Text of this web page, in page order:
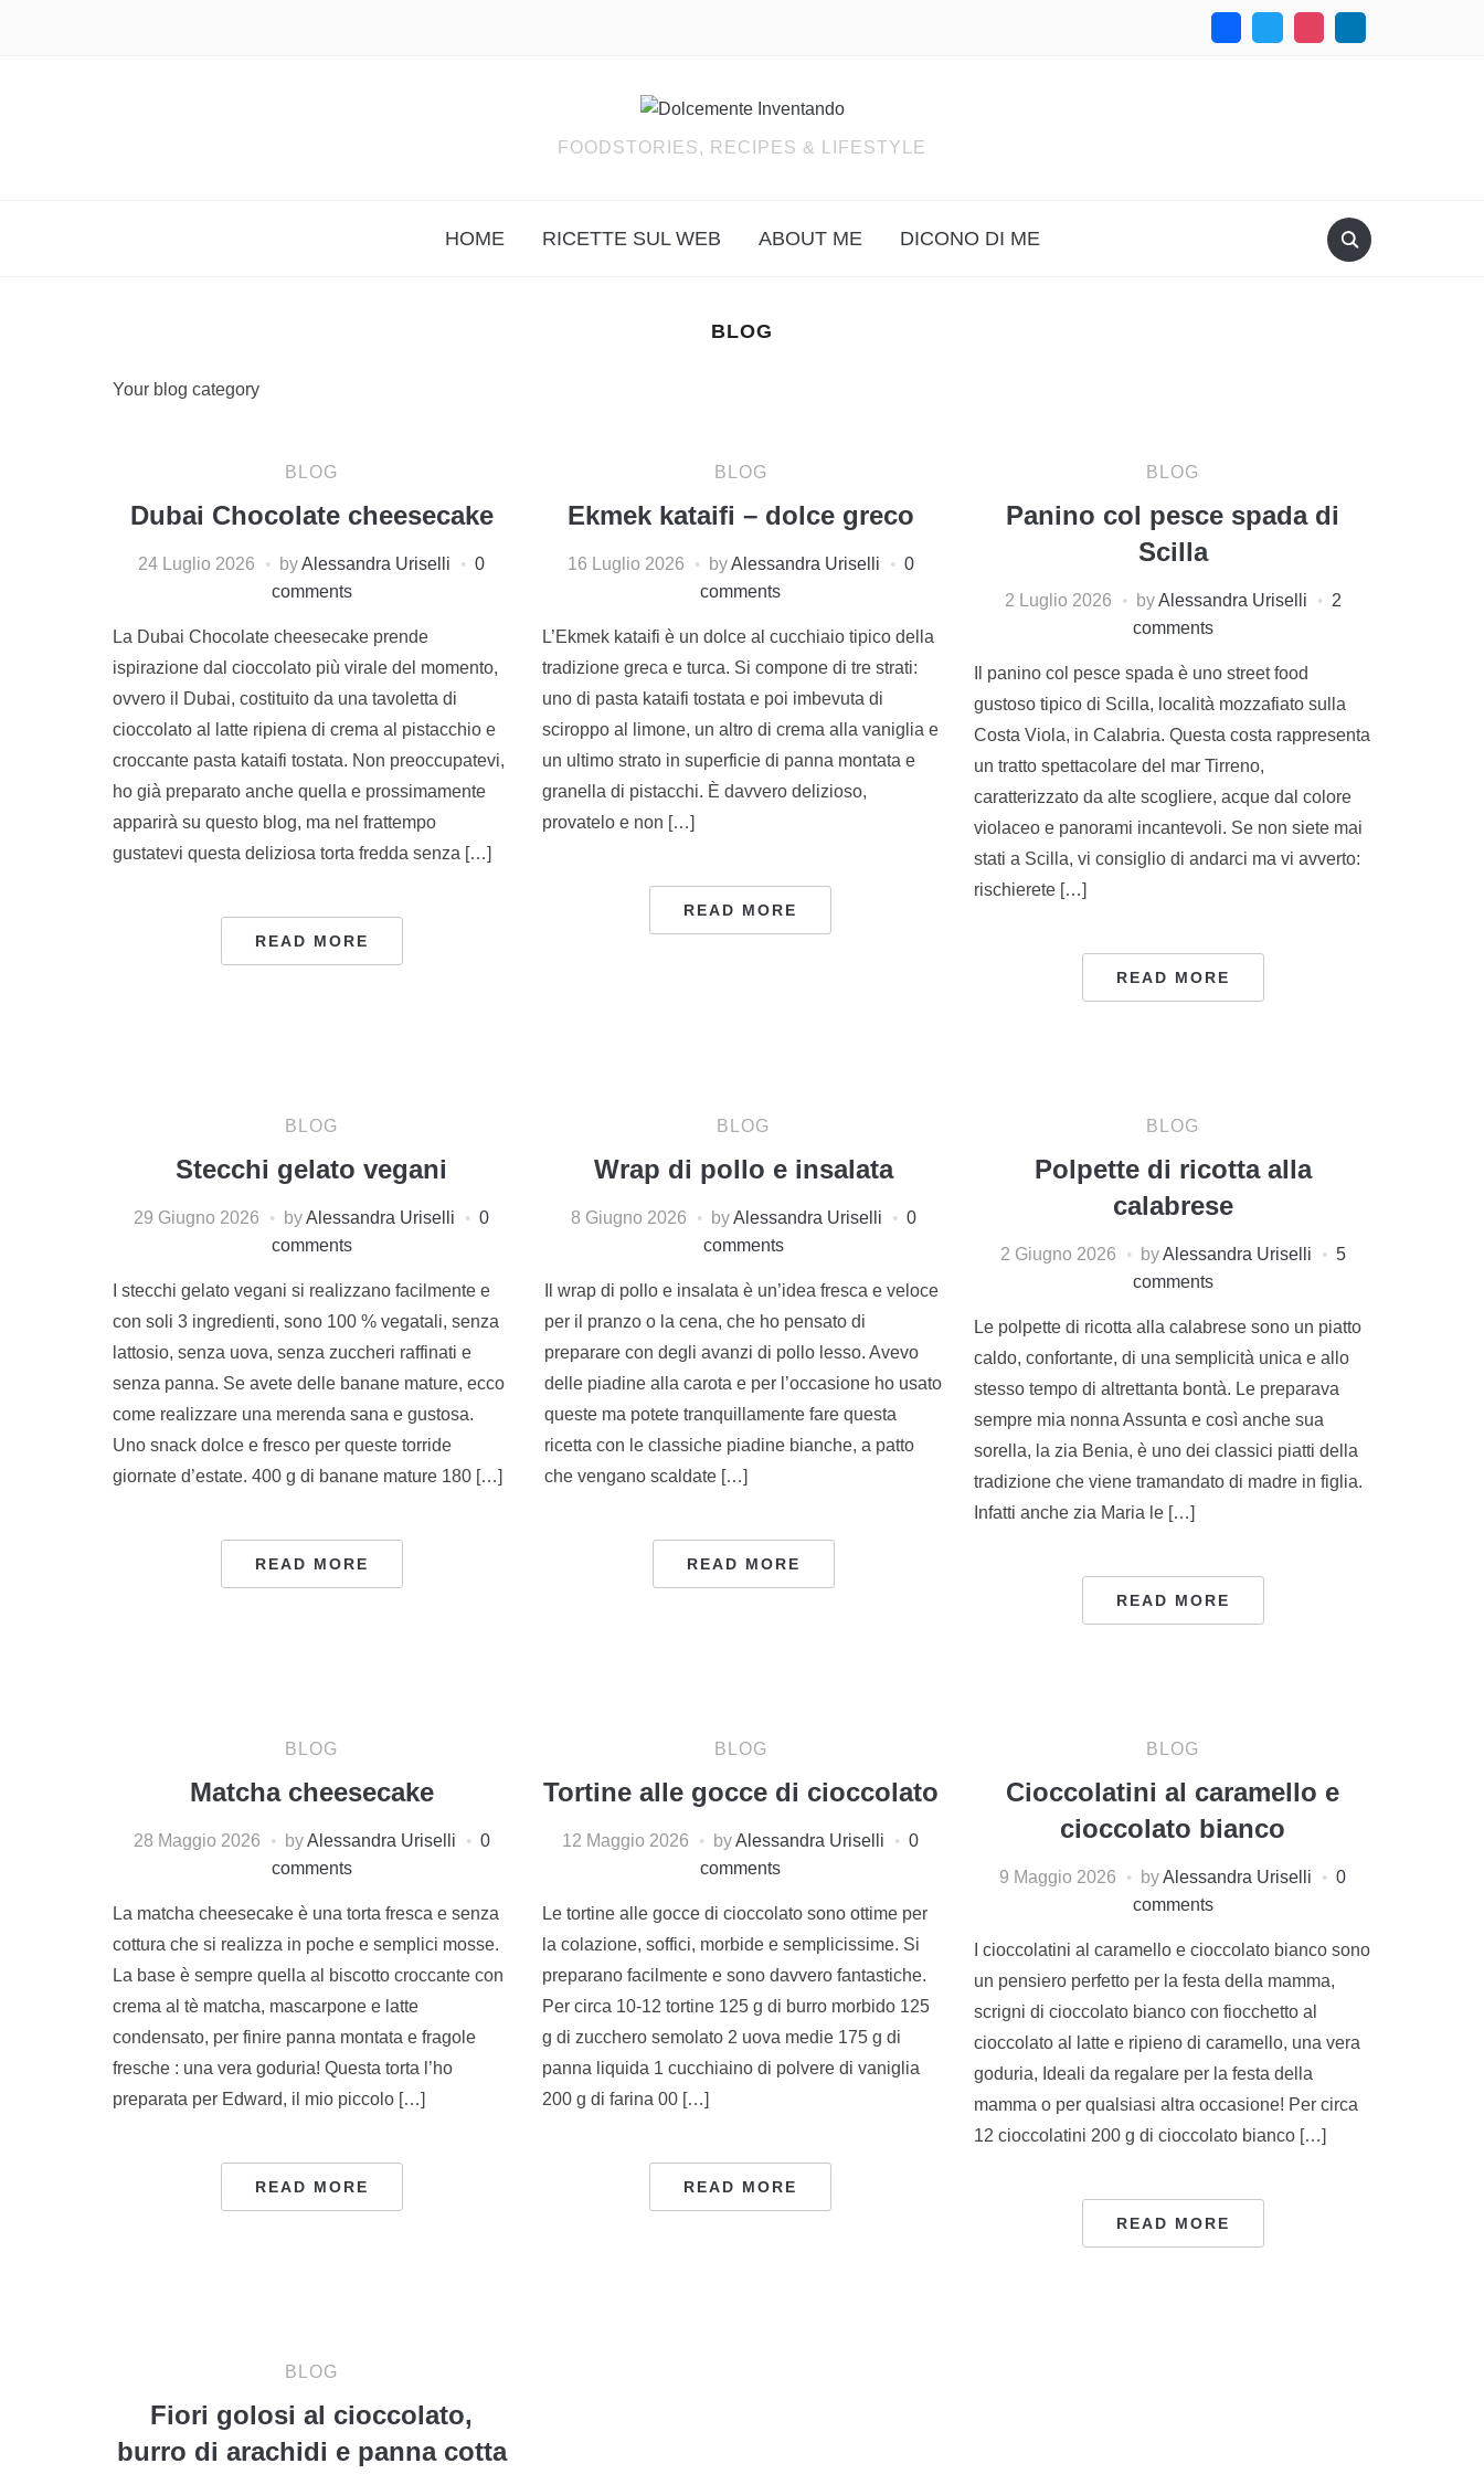
FOODSTORIES, RECIPES & LIFESTYLE
HOME RICETTE SUL WEB ABOUT ME DICONO DI ME
BLOG
Your blog category
BLOG
Dubai Chocolate cheesecake
24 Luglio 2026 byAlessandra Uriselli
0
comments
La Dubai Chocolate cheesecake prende
ispirazione dal cioccolato più virale del momento,
ovvero il Dubai, costituito da una tavoletta di
cioccolato al latte ripiena di crema al pistacchio e
croccante pasta kataifi tostata. Non preoccupatevi,
ho già preparato anche quella e prossimamente
apparirà su questo blog, ma nel frattempo
gustatevi questa deliziosa torta fredda senza […]
READ MORE
BLOG
Ekmek kataifi – dolce greco
16 Luglio 2026 byAlessandra Uriselli
0
comments
L’Ekmek kataifi è un dolce al cucchiaio tipico della
tradizione greca e turca. Si compone di tre strati:
uno di pasta kataifi tostata e poi imbevuta di
sciroppo al limone, un altro di crema alla vaniglia e
un ultimo strato in superficie di panna montata e
granella di pistacchi. È davvero delizioso,
provatelo e non […]
READ MORE
BLOG
Panino col pesce spada di
Scilla
2 Luglio 2026 byAlessandra Uriselli
2
comments
Il panino col pesce spada è uno street food
gustoso tipico di Scilla, località mozzafiato sulla
Costa Viola, in Calabria. Questa costa rappresenta
un tratto spettacolare del mar Tirreno,
caratterizzato da alte scogliere, acque dal colore
violaceo e panorami incantevoli. Se non siete mai
stati a Scilla, vi consiglio di andarci ma vi avverto:
rischierete […]
READ MORE
BLOG
Stecchi gelato vegani
29 Giugno 2026 byAlessandra Uriselli
0
comments
I stecchi gelato vegani si realizzano facilmente e
con soli 3 ingredienti, sono 100 % vegatali, senza
lattosio, senza uova, senza zuccheri raffinati e
senza panna. Se avete delle banane mature, ecco
come realizzare una merenda sana e gustosa.
Uno snack dolce e fresco per queste torride
giornate d’estate. 400 g di banane mature 180 […]
READ MORE
BLOG
Wrap di pollo e insalata
8 Giugno 2026 byAlessandra Uriselli
0
comments
Il wrap di pollo e insalata è un’idea fresca e veloce
per il pranzo o la cena, che ho pensato di
preparare con degli avanzi di pollo lesso. Avevo
delle piadine alla carota e per l’occasione ho usato
queste ma potete tranquillamente fare questa
ricetta con le classiche piadine bianche, a patto
che vengano scaldate […]
READ MORE
BLOG
Polpette di ricotta alla
calabrese
2 Giugno 2026 byAlessandra Uriselli
5
comments
Le polpette di ricotta alla calabrese sono un piatto
caldo, confortante, di una semplicità unica e allo
stesso tempo di altrettanta bontà. Le preparava
sempre mia nonna Assunta e così anche sua
sorella, la zia Benia, è uno dei classici piatti della
tradizione che viene tramandato di madre in figlia.
Infatti anche zia Maria le […]
READ MORE
BLOG
Matcha cheesecake
28 Maggio 2026 byAlessandra Uriselli
0
comments
La matcha cheesecake è una torta fresca e senza
cottura che si realizza in poche e semplici mosse.
La base è sempre quella al biscotto croccante con
crema al tè matcha, mascarpone e latte
condensato, per finire panna montata e fragole
fresche : una vera goduria! Questa torta l’ho
preparata per Edward, il mio piccolo […]
READ MORE
BLOG
Tortine alle gocce di cioccolato
12 Maggio 2026 byAlessandra Uriselli
0
comments
Le tortine alle gocce di cioccolato sono ottime per
la colazione, soffici, morbide e semplicissime. Si
preparano facilmente e sono davvero fantastiche.
Per circa 10-12 tortine 125 g di burro morbido 125
g di zucchero semolato 2 uova medie 175 g di
panna liquida 1 cucchiaino di polvere di vaniglia
200 g di farina 00 […]
READ MORE
BLOG
Cioccolatini al caramello e
cioccolato bianco
9 Maggio 2026 byAlessandra Uriselli
0
comments
I cioccolatini al caramello e cioccolato bianco sono
un pensiero perfetto per la festa della mamma,
scrigni di cioccolato bianco con fiocchetto al
cioccolato al latte e ripieno di caramello, una vera
goduria, Ideali da regalare per la festa della
mamma o per qualsiasi altra occasione! Per circa
12 cioccolatini 200 g di cioccolato bianco […]
READ MORE
BLOG
Fiori golosi al cioccolato,
burro di arachidi e panna cotta